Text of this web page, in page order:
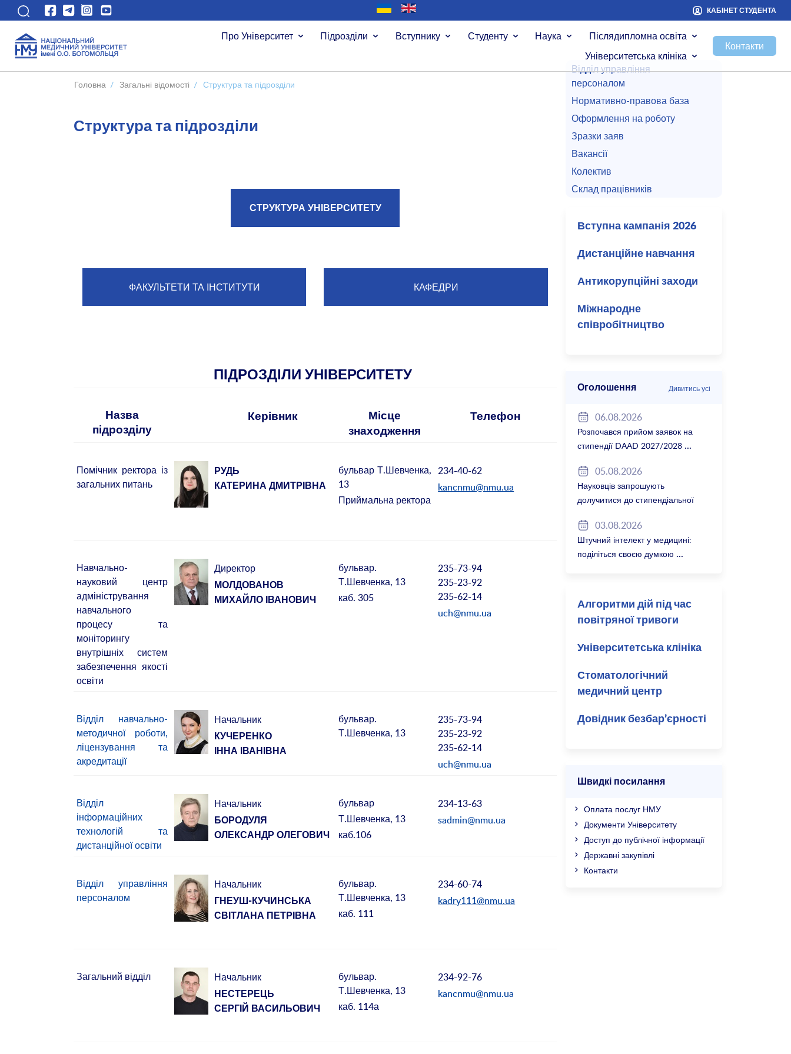
КАБІНЕТ СТУДЕНТА
Про Університет Підрозділи Вступнику Студенту Наука
Післядипломна освіта
Університетська клініка
Контакти
Головна / Загальні відомості / Структура та підрозділи
Структура та підрозділи
СТРУКТУРА УНІВЕРСИТЕТУ
ФАКУЛЬТЕТИ ТА ІНСТИТУТИ КАФЕДРИ
ПІДРОЗДІЛИ УНІВЕРСИТЕТУ
Назва
підрозділу
Керівник
Місце
знаходження
Телефон
Помічник ректора із
загальних питань
РУДЬ
КАТЕРИНА ДМИТРІВНА
бульвар Т.Шевченка,
13
Приймальна ректора
234-40-62
kancnmu@nmu.ua
Навчально-
науковий центр
адміністрування
навчального
процесу та
моніторингу
внутрішніх систем
забезпечення якості
освіти
Директор
МОЛДОВАНОВ
МИХАЙЛО ІВАНОВИЧ
бульвар.
Т.Шевченка, 13
каб. 305
235-73-94
235-23-92
235-62-14
uch@nmu.ua
Відділ навчально-
методичної роботи,
ліцензування та
акредитації
Начальник
КУЧЕРЕНКО
ІННА ІВАНІВНА
бульвар.
Т.Шевченка, 13
235-73-94
235-23-92
235-62-14
uch@nmu.ua
Відділ
інформаційних
технологій та
дистанційної освіти
Начальник
БОРОДУЛЯ
ОЛЕКСАНДР ОЛЕГОВИЧ
бульвар
Т.Шевченка, 13
каб.106
234-13-63
sadmin@nmu.ua
Відділ управління
персоналом
Начальник
ГНЕУШ-КУЧИНСЬКА
СВІТЛАНА ПЕТРІВНА
бульвар.
Т.Шевченка, 13
каб. 111
234-60-74
kadry111@nmu.ua
Загальний відділ Начальник
НЕСТЕРЕЦЬ
СЕРГІЙ ВАСИЛЬОВИЧ
бульвар.
Т.Шевченка, 13
каб. 114а
234-92-76
kancnmu@nmu.ua
Відділ управління
персоналом
Нормативно-правова база
Оформлення на роботу
Зразки заяв
Вакансії
Колектив
Склад працівників
Вступна кампанія 2026
Дистанційне навчання
Антикорупційні заходи
Міжнародне
співробітництво
Оголошення Дивитись усі
06.08.2026
Розпочався прийом заявок на
стипендії DAAD 2027/2028
05.08.2026
Науковців запрошують
долучитися до стипендіальної
Баварія 2027/28
03.08.2026
Штучний інтелект у медицині:
поділіться своєю думкою
Алгоритми дій під час
повітряної тривоги
Університетська клініка
Стоматологічний
медичний центр
Довідник безбар’єрності
Швидкі посилання
Оплата послуг НМУ
Документи Університету
Доступ до публічної інформації
Державні закупівлі
Контакти